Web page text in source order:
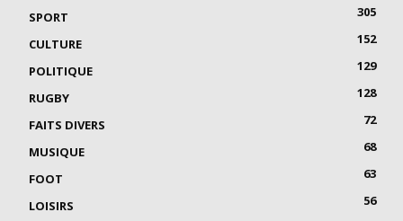
SPORT
305
CULTURE
152
POLITIQUE
129
RUGBY
128
FAITS DIVERS
72
MUSIQUE
68
FOOT
63
LOISIRS
56